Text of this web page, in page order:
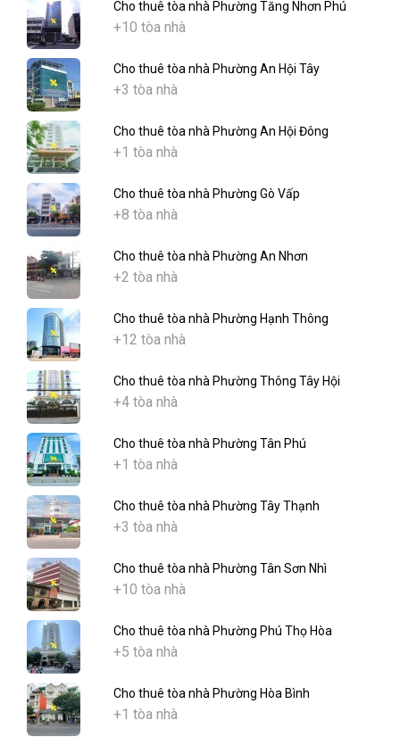
Cho thuê tòa nhà Phường Tăng Nhơn Phú
+10 tòa nhà
Cho thuê tòa nhà Phường An Hội Tây
+3 tòa nhà
Cho thuê tòa nhà Phường An Hội Đông
+1 tòa nhà
Cho thuê tòa nhà Phường Gò Vấp
+8 tòa nhà
Cho thuê tòa nhà Phường An Nhơn
+2 tòa nhà
Cho thuê tòa nhà Phường Hạnh Thông
+12 tòa nhà
Cho thuê tòa nhà Phường Thông Tây Hội
+4 tòa nhà
Cho thuê tòa nhà Phường Tân Phú
+1 tòa nhà
Cho thuê tòa nhà Phường Tây Thạnh
+3 tòa nhà
Cho thuê tòa nhà Phường Tân Sơn Nhì
+10 tòa nhà
Cho thuê tòa nhà Phường Phú Thọ Hòa
+5 tòa nhà
Cho thuê tòa nhà Phường Hòa Bình
+1 tòa nhà